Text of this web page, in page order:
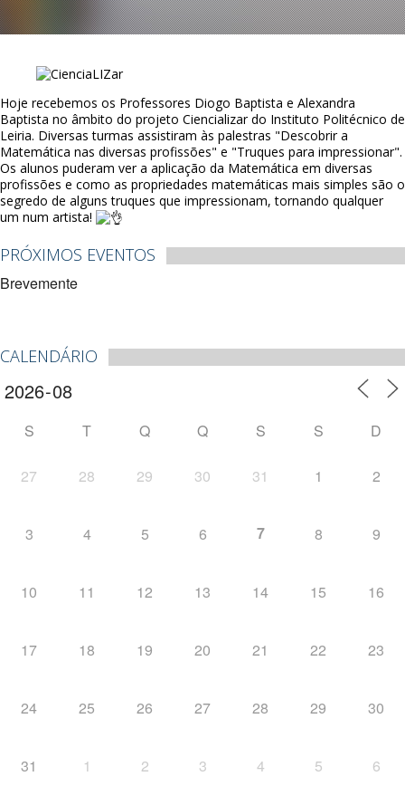
Hoje recebemos os Professores Diogo Baptista e Alexandra
Baptista no âmbito do projeto Ciencializar do Instituto Politécnico de
Leiria. Diversas turmas assistiram às palestras "Descobrir a
Matemática nas diversas profissões" e "Truques para impressionar".
Os alunos puderam ver a aplicação da Matemática em diversas
profissões e como as propriedades matemáticas mais simples são o
segredo de alguns truques que impressionam, tornando qualquer
um num artista!
PRÓXIMOS EVENTOS
Brevemente
CALENDÁRIO
S T Q Q S S D
27 28 29 30 31 1 2
3 4 5 6 7 8 9
10 11 12 13 14 15 16
17 18 19 20 21 22 23
24 25 26 27 28 29 30
31 1 2 3 4 5 6